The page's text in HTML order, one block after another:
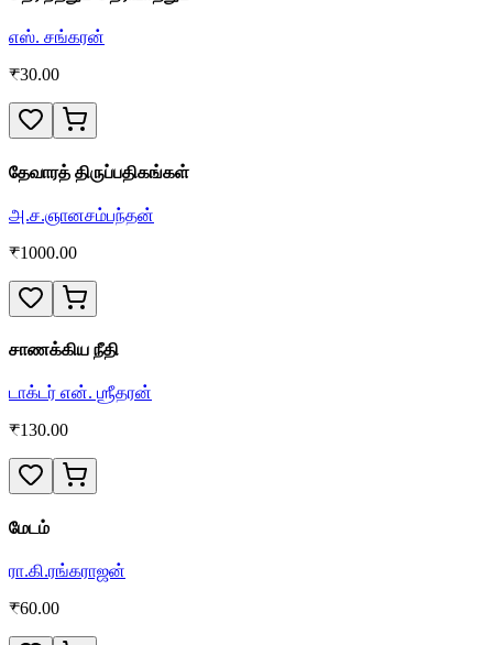
எஸ். சங்கரன்
₹30.00
தேவாரத் திருப்பதிகங்கள்
அ.ச.ஞானசம்பந்தன்
₹1000.00
சாணக்கிய நீதி
டாக்டர் என். ஶ்ரீதரன்
₹130.00
மேடம்
ரா.கி.ரங்கராஜன்
₹60.00